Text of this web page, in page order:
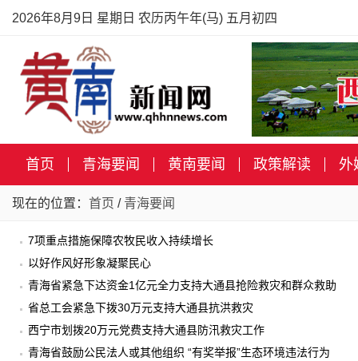
2026年8月9日 星期日 农历丙午年(马) 五月初四
首页 青海要闻 黄南要闻 政策解读 外
现在的位置： 首页 / 青海要闻
7项重点措施保障农牧民收入持续增长
以好作风好形象凝聚民心
青海省紧急下达资金1亿元全力支持大通县抢险救灾和群众救助
省总工会紧急下拨30万元支持大通县抗洪救灾
西宁市划拨20万元党费支持大通县防汛救灾工作
青海省鼓励公民法人或其他组织 “有奖举报”生态环境违法行为